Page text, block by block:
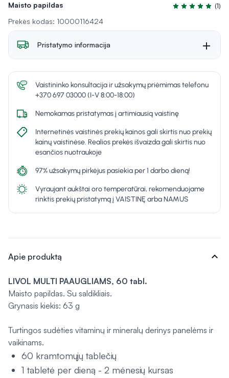
Maisto papildas
Įvertinimas 5.0
(1)
Prekės kodas: 10000116424
Pristatymo informacija
Vaistininko konsultacija ir užsakymų priėmimas telefonu
+370 697 03000 (I-V 8:00-18:00)
Nemokamas pristatymas į artimiausią vaistinę
Internetinės vaistinės prekių kainos gali skirtis nuo prekių
kainų vaistinėse. Realios prekės išvaizda gali skirtis nuo
esančios nuotraukoje
97% užsakymų pirkėjus pasiekia per 1 darbo dieną!
Vyraujant aukštai oro temperatūrai, rekomenduojame
rinktis prekių pristatymą į VAISTINĘ arba NAMUS
Apie produktą expand_more
LIVOL MULTI PAAUGLIAMS, 60 tabl.
Maisto papildas. Su saldikliais.
Grynasis kiekis: 63 g
Turtingos sudėties vitaminų ir mineralų derinys panelėms ir
vaikinams.
60 kramtomųjų tablečių
1 tabletė per dieną - 2 mėnesių kursas